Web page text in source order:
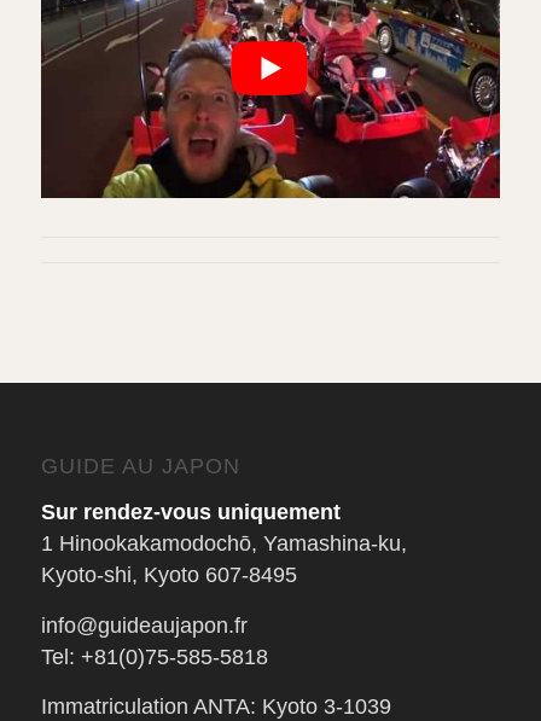
GUIDE AU JAPON
Sur rendez-vous uniquement
1 Hinookakamodochō, Yamashina-ku,
Kyoto-shi, Kyoto 607-8495
info@guideaujapon.fr
Tel: +81(0)75-585-5818
Immatriculation ANTA: Kyoto 3-1039